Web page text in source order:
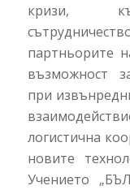
кризи,
партньорите
възможност
при
логистична
новите
Учението